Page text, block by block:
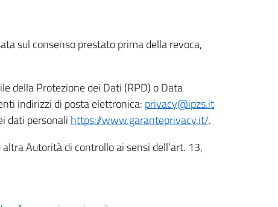
sul consenso prestato prima della revoca,
della Protezione dei Dati (RPD) o Data
indirizzi di posta elettronica: privacy@ipzs.it
dati personali https://www.garanteprivacy.it/.
Autorità di controllo ai sensi dell’art. 13,